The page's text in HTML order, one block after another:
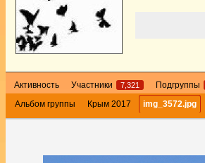
Активность Участники 7,321 Подгруппы
Альбом группы
Крым 2017 img_3572.jpg